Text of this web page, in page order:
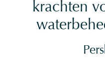
krachten